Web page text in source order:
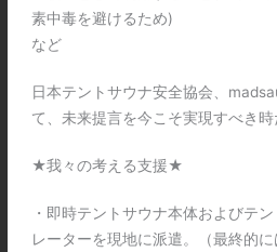
素中毒を避けるため)
など
日本テントサウナ安全協会、
て、未来提言を今こそ実現すべき時
★我々の考える支援★
・即時テントサウナ本体およびテ
レーターを現地に派遣。（最終的